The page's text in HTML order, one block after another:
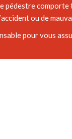
pédestre
ou de
pour vous